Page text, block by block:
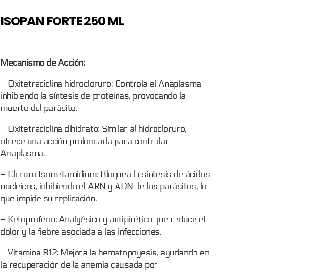
ISOPAN FORTE 250 ML
Mecanismo de Acción:
– Oxitetraciclina hidrocloruro: Controla el Anaplasma
inhibiendo la síntesis de proteínas, provocando la
muerte del parásito.
– Oxitetraciclina dihidrato: Similar al hidrocloruro,
ofrece una acción prolongada para controlar
Anaplasma.
– Cloruro Isometamidium: Bloquea la síntesis de ácidos
nucleicos, inhibiendo el ARN y ADN de los parásitos, lo
que impide su replicación.
– Ketoprofeno: Analgésico y antipirético que reduce el
dolor y la fiebre asociada a las infecciones.
– Vitamina B12: Mejora la hematopoyesis, ayudando en
la recuperación de la anemia causada por